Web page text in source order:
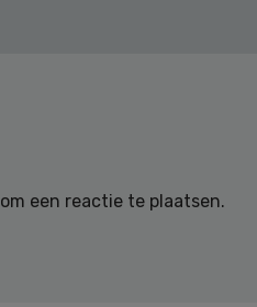
om een reactie te plaatsen.